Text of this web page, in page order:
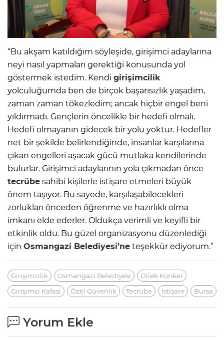
“Bu akşam katıldığım söyleşide, girişimci adaylarına
neyi nasıl yapmaları gerektiği konusunda yol
göstermek istedim. Kendi girişimcilik
yolculuğumda ben de birçok başarısızlık yaşadım,
zaman zaman tökezledim; ancak hiçbir engel beni
yıldırmadı. Gençlerin öncelikle bir hedefi olmalı.
Hedefi olmayanın gidecek bir yolu yoktur. Hedefler
net bir şekilde belirlendiğinde, insanlar karşılarına
çıkan engelleri aşacak gücü mutlaka kendilerinde
bulurlar. Girişimci adaylarının yola çıkmadan önce
tecrübe sahibi kişilerle istişare etmeleri büyük
önem taşıyor. Bu sayede, karşılaşabilecekleri
zorlukları önceden öğrenme ve hazırlıklı olma
imkanı elde ederler. Oldukça verimli ve keyifli bir
etkinlik oldu. Bu güzel organizasyonu düzenlediği
için Osmangazi Belediyesi’ne teşekkür ediyorum.”
Girişimcilik Osmangazi Belediyesi
Dilek Könker
Girişimci Kafası
Özel Güvenlik Tecrübe İstişare Bursa
Yorum Ekle